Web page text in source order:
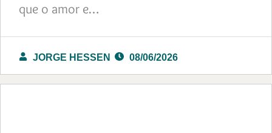
que o amor e…
JORGE HESSEN 08/06/2026